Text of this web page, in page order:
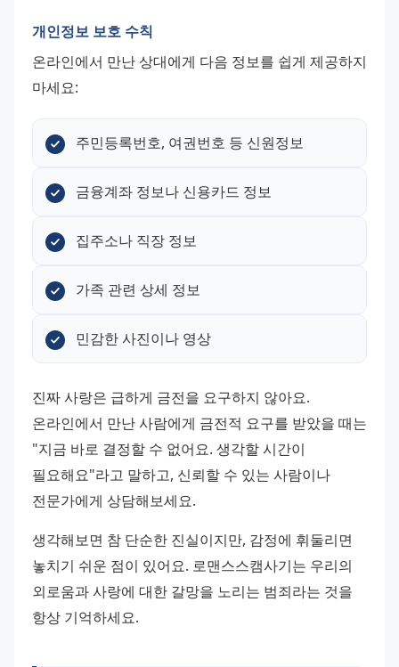
개인정보 보호 수칙
온라인에서 만난 상대에게 다음 정보를 쉽게 제공하지
마세요:
주민등록번호, 여권번호 등 신원정보
금융계좌 정보나 신용카드 정보
집주소나 직장 정보
가족 관련 상세 정보
민감한 사진이나 영상
진짜 사랑은 급하게 금전을 요구하지 않아요.
온라인에서 만난 사람에게 금전적 요구를 받았을 때는
"지금 바로 결정할 수 없어요. 생각할 시간이
필요해요"라고 말하고, 신뢰할 수 있는 사람이나
전문가에게 상담해보세요.
생각해보면 참 단순한 진실이지만, 감정에 휘둘리면
놓치기 쉬운 점이 있어요. 로맨스스캠사기는 우리의
외로움과 사랑에 대한 갈망을 노리는 범죄라는 것을
항상 기억하세요.